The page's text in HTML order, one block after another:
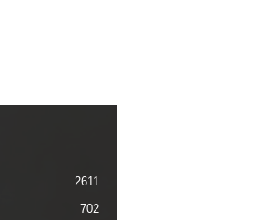
2611
702